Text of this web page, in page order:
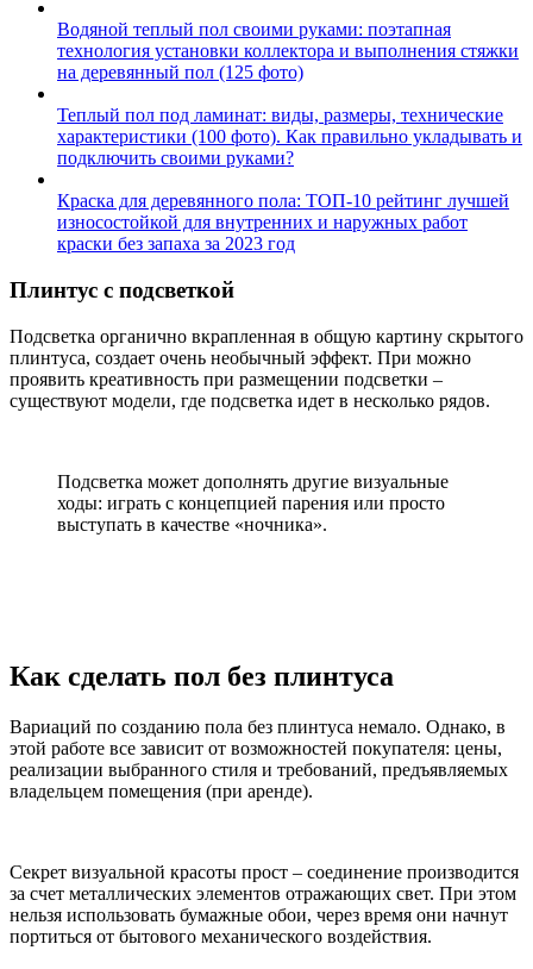
Водяной теплый пол своими руками: поэтапная
технология установки коллектора и выполнения стяжки
на деревянный пол (125 фото)
Теплый пол под ламинат: виды, размеры, технические
характеристики (100 фото). Как правильно укладывать и
подключить своими руками?
Краска для деревянного пола: ТОП-10 рейтинг лучшей
износостойкой для внутренних и наружных работ
краски без запаха за 2023 год
Плинтус с подсветкой
Подсветка органично вкрапленная в общую картину скрытого
плинтуса, создает очень необычный эффект. При можно
проявить креативность при размещении подсветки –
существуют модели, где подсветка идет в несколько рядов.
Подсветка может дополнять другие визуальные
ходы: играть с концепцией парения или просто
выступать в качестве «ночника».
Как сделать пол без плинтуса
Вариаций по созданию пола без плинтуса немало. Однако, в
этой работе все зависит от возможностей покупателя: цены,
реализации выбранного стиля и требований, предъявляемых
владельцем помещения (при аренде).
Секрет визуальной красоты прост – соединение производится
за счет металлических элементов отражающих свет. При этом
нельзя использовать бумажные обои, через время они начнут
портиться от бытового механического воздействия.